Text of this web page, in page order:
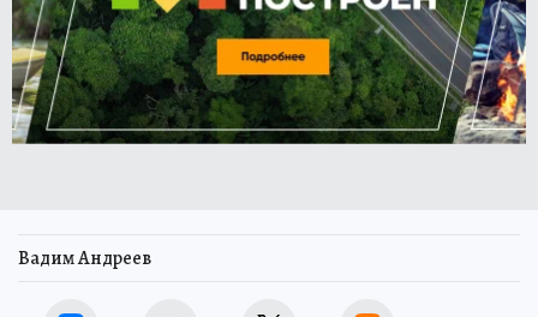
Вадим Андреев